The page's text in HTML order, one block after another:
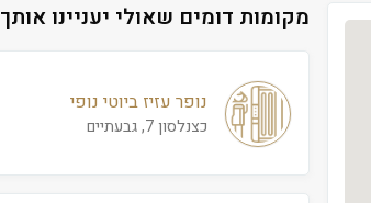
מקומות דומים שאולי יעניינו אותך
נופר עזיז ביוטי נופי
כצנלסון 7, גבעתיים